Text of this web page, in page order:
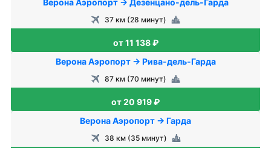
37 км (28 минут)
от 11 138 ₽
Верона Аэропорт → Рива-дель-Гарда
87 км (70 минут)
от 20 919 ₽
Верона Аэропорт → Гарда
38 км (35 минут)